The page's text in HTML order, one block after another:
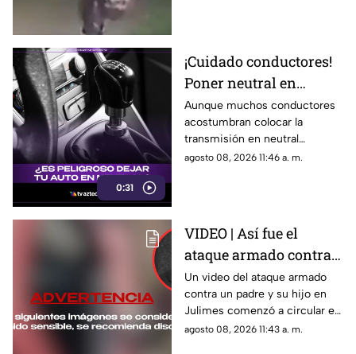
0:31
¡Cuidado conductores!
Poner neutral en
semáforos podría
afectar tu auto
automático
Aunque muchos conductores
acostumbran colocar la
transmisión en neutral
mientras esperan en un
dependiendo del vehículo y de
la situación.
agosto 08, 2026 11:46 a. m.
VIDEO | Así fue el
ataque armado contra
un padre y su hijo en
Julimes, Chihuahua
Un video del ataque armado
contra un padre y su hijo en
Julimes comenzó a circular en
redes; uno de ellos murió y la
agosto 08, 2026 11:43 a. m.